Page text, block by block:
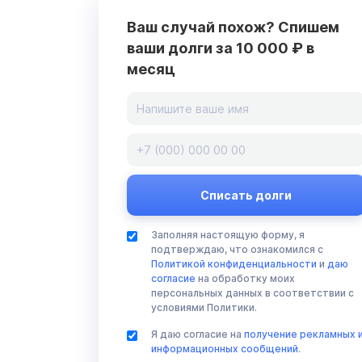
Ваш случай похож? Спишем
ваши долги за 10 000 ₽ в
месяц
Заполняя настоящую форму, я
подтверждаю, что ознакомился с
Политикой конфиденциальности и даю
согласие на обработку моих
персональных данных в соответствии с
условиями Политики.
Я даю согласие на получение рекламных
информационных сообщений.